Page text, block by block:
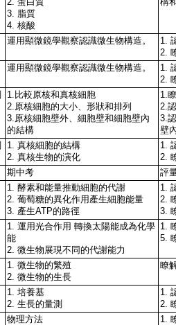
3. 脂質
4. 核酸
運用顯微鏡學觀察認識微生物構造。
1.
2.
運用顯微鏡學觀察認識微生物構造。
1.
2.
1.比較原核和真核細胞
2.原核細胞的大小、形狀和排列
3.原核細胞壁外、細胞壁和細胞壁內
的結構
1.
2.
3.
壁
1. 真核細胞的結構
2. 真核生物的演化
1.
2.
期中考
評
1. 酵素和能量推動細胞的代謝
2. 葡萄糖的異化作用產生細胞能量
3. 產生ATP的路徑
1.
2.
3.
1. 運用光合作用 轉換太陽能成為化學
能
2. 微生物展現不同的代謝能力
1.
5.
1. 微生物的繁殖
2. 微生物的生長
瞭
1. 培養基
2. 生長的量測
1.
2.
物理方法
1.